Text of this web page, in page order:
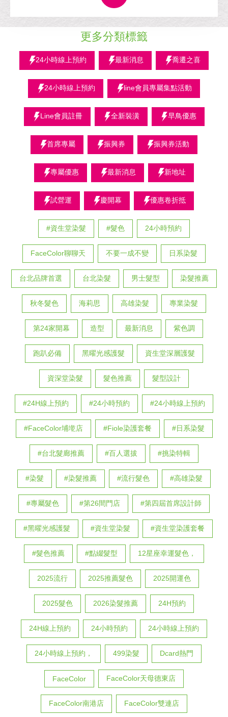
更多分類標籤
24小時線上預約 最新消息 喬遷之喜
24小時線上預約 line會員專屬集點活動
Line會員註冊 全新裝潢 早鳥優惠
首席專屬 振興券 振興券活動
專屬優惠 最新消息 新地址
試營運 慶開幕 優惠卷折抵
#資生堂染髮 #髮色 24小時預約
FaceColor聊聊天 不要一成不變 日系染髮
台北品牌首選 台北染髮 男士髮型 染髮推薦
秋冬髮色 海莉思 高雄染髮 專業染髮
第24家開幕 造型 最新消息 紫色調
跑趴必備 黑曜光感護髮 資生堂深層護髮
資深堂染髮 髮色推薦 髮型設計
#24H線上預約 #24小時預約 #24小時線上預約
#FaceColor埔墘店 #Fiole染護套餐 #日系染髮
#台北髮廊推薦 #百人選拔 #挑染特輯
#染髮 #染髮推薦 #流行髮色 #高雄染髮
#專屬髮色 #第26間門店 #第四屆首席設計師
#黑曜光感護髮 #資生堂染髮 #資生堂染護套餐
#髮色推薦 #點綴髮型 12星座幸運髮色，
2025流行 2025推薦髮色 2025開運色
2025髮色 2026染髮推薦 24H預約
24H線上預約 24小時預約 24小時線上預約
24小時線上預約， 499染髮 Dcard熱門
FaceColor FaceColor天母德東店
FaceColor南港店 FaceColor雙連店